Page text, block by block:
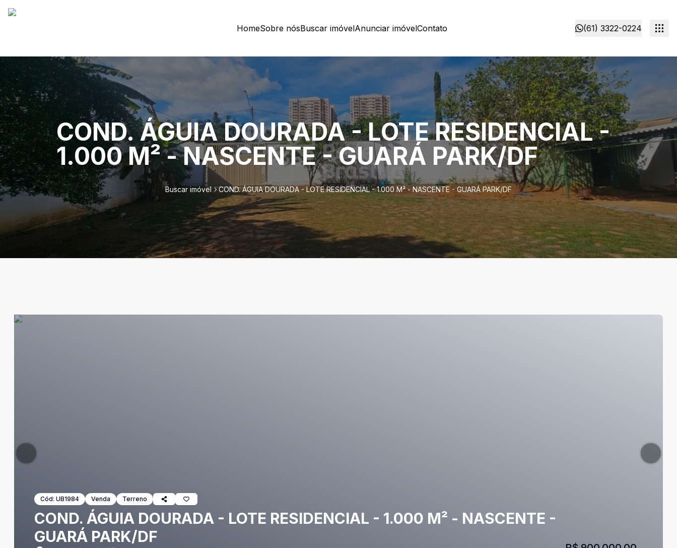
HomeSobre nósBuscar imóvelAnunciar imóvelContato (61) 3322-0224
COND. ÁGUIA DOURADA - LOTE RESIDENCIAL -
1.000 M² - NASCENTE - GUARÁ PARK/DF
Buscar imóvel COND. ÁGUIA DOURADA - LOTE RESIDENCIAL - 1.000 M² - NASCENTE - GUARÁ PARK/DF
Cód: UB1984 Venda Terreno
COND. ÁGUIA DOURADA - LOTE RESIDENCIAL - 1.000 M² - NASCENTE -
GUARÁ PARK/DF